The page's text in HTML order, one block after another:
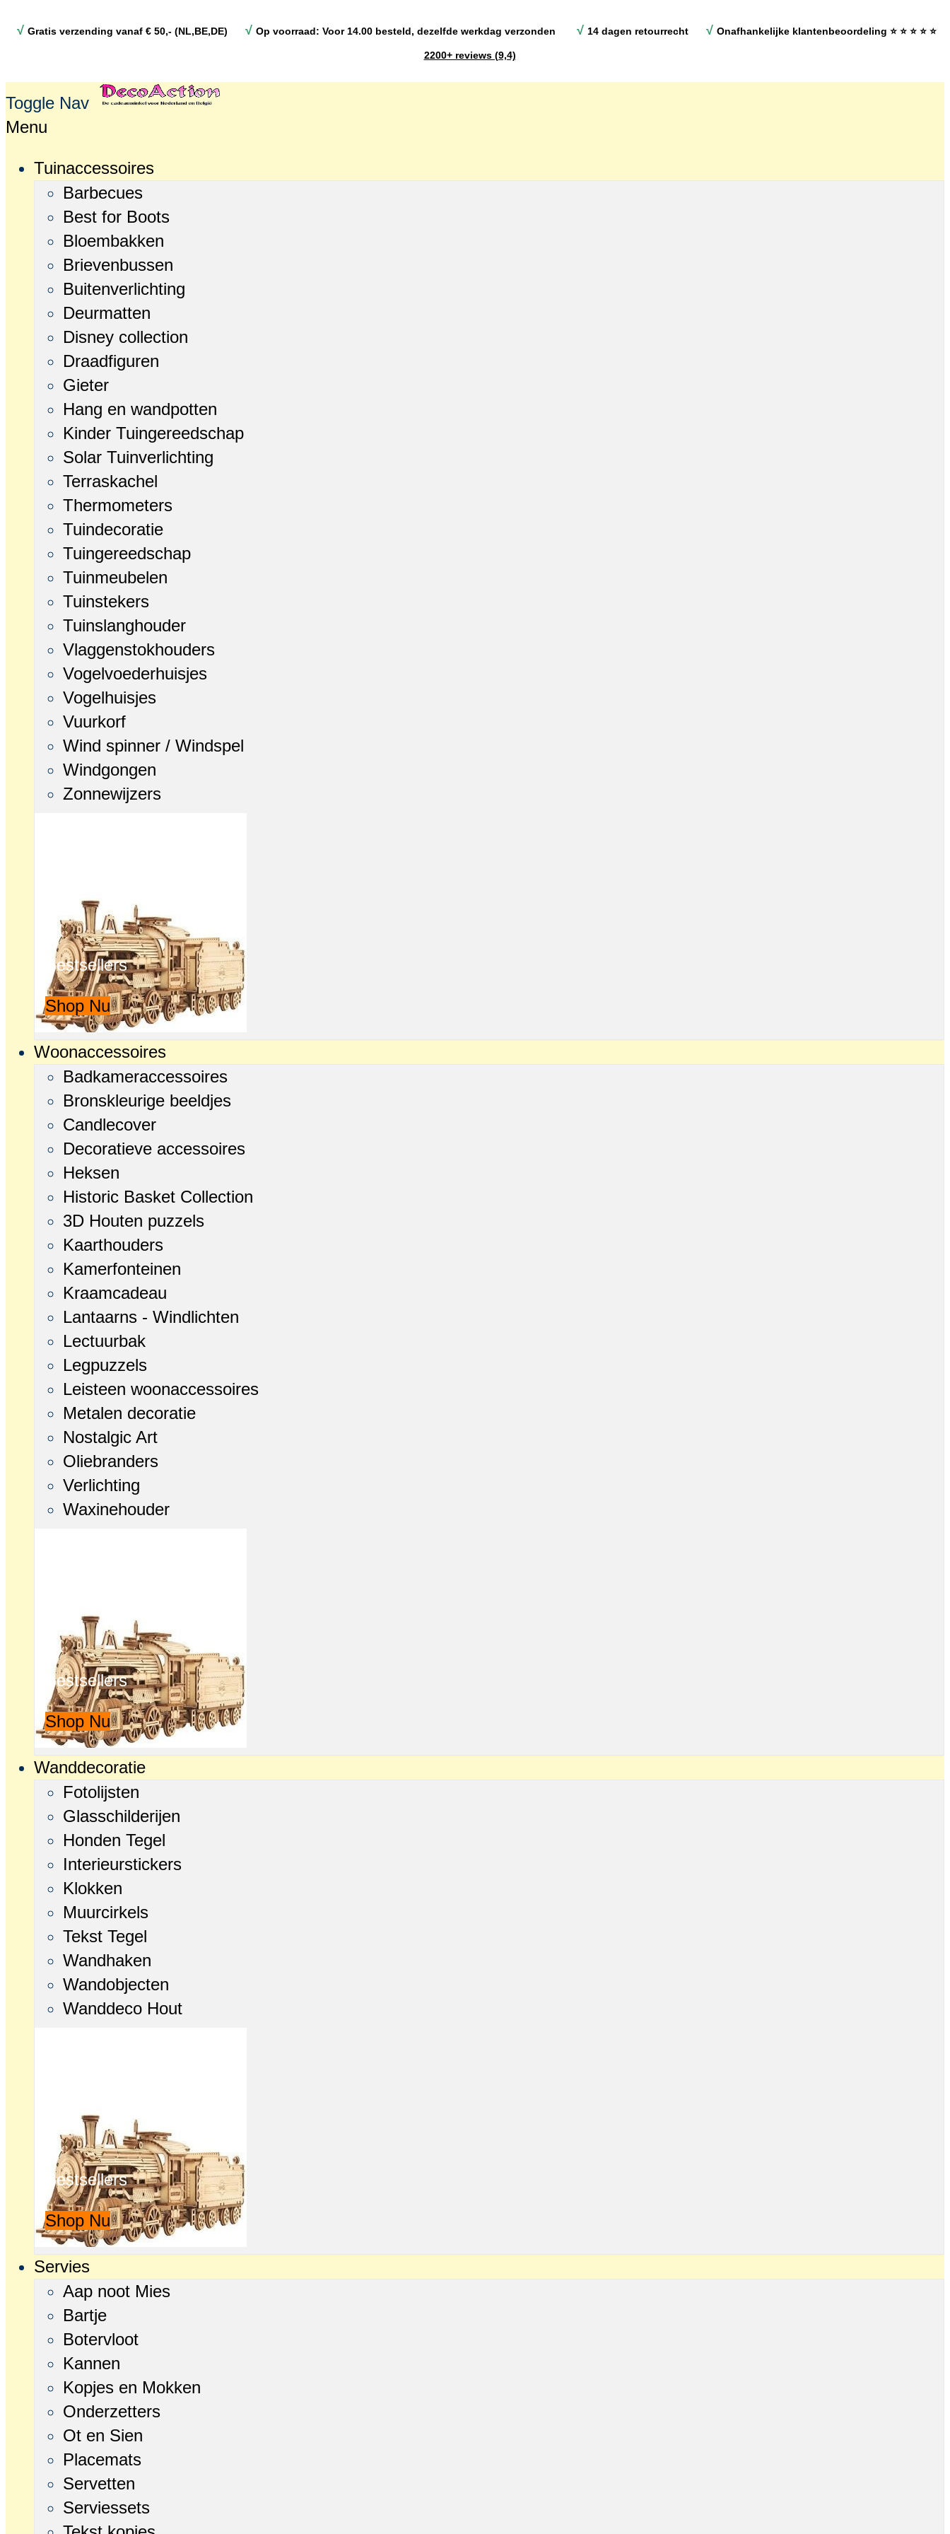
√ Gratis verzending vanaf € 50,- (NL,BE,DE) √ Op voorraad: Voor 14.00 besteld, dezelfde werkdag verzonden √ 14 dagen retourrecht √ Onafhankelijke klantenbeoordeling ⭐ ⭐ ⭐ ⭐ ⭐
2200+ reviews (9,4)
Toggle Nav
Menu
Tuinaccessoires
Barbecues
Best for Boots
Bloembakken
Brievenbussen
Buitenverlichting
Deurmatten
Disney collection
Draadfiguren
Gieter
Hang en wandpotten
Kinder Tuingereedschap
Solar Tuinverlichting
Terraskachel
Thermometers
Tuindecoratie
Tuingereedschap
Tuinmeubelen
Tuinstekers
Tuinslanghouder
Vlaggenstokhouders
Vogelvoederhuisjes
Vogelhuisjes
Vuurkorf
Wind spinner / Windspel
Windgongen
Zonnewijzers
Bestsellers
Shop Nu
Woonaccessoires
Badkameraccessoires
Bronskleurige beeldjes
Candlecover
Decoratieve accessoires
Heksen
Historic Basket Collection
3D Houten puzzels
Kaarthouders
Kamerfonteinen
Kraamcadeau
Lantaarns - Windlichten
Lectuurbak
Legpuzzels
Leisteen woonaccessoires
Metalen decoratie
Nostalgic Art
Oliebranders
Verlichting
Waxinehouder
Bestsellers
Shop Nu
Wanddecoratie
Fotolijsten
Glasschilderijen
Honden Tegel
Interieurstickers
Klokken
Muurcirkels
Tekst Tegel
Wandhaken
Wandobjecten
Wanddeco Hout
Bestsellers
Shop Nu
Servies
Aap noot Mies
Bartje
Botervloot
Kannen
Kopjes en Mokken
Onderzetters
Ot en Sien
Placemats
Servetten
Serviessets